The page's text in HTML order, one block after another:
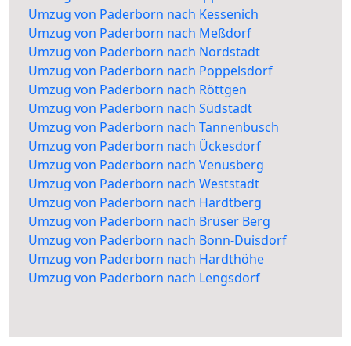
Umzug von Paderborn nach Kessenich
Umzug von Paderborn nach Meßdorf
Umzug von Paderborn nach Nordstadt
Umzug von Paderborn nach Poppelsdorf
Umzug von Paderborn nach Röttgen
Umzug von Paderborn nach Südstadt
Umzug von Paderborn nach Tannenbusch
Umzug von Paderborn nach Ückesdorf
Umzug von Paderborn nach Venusberg
Umzug von Paderborn nach Weststadt
Umzug von Paderborn nach Hardtberg
Umzug von Paderborn nach Brüser Berg
Umzug von Paderborn nach Bonn-Duisdorf
Umzug von Paderborn nach Hardthöhe
Umzug von Paderborn nach Lengsdorf